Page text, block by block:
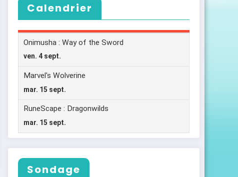
Calendrier
Sondage